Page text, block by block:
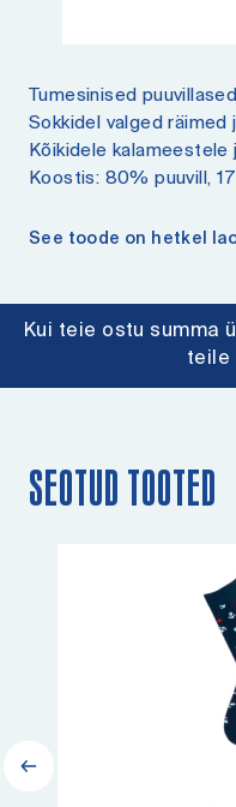
Kui teie ostu summa
teile
Tumesinised
Sokkidel valged räimed
Kõikidele kalameestele
Koostis: 80% puuvill,
See toode on hetkel
SEOTUD TOOTED